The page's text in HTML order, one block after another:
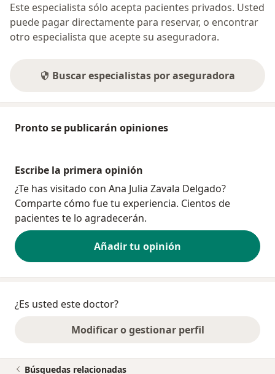
Este especialista sólo acepta pacientes privados. Usted
puede pagar directamente para reservar, o encontrar
otro especialista que acepte su aseguradora.
Buscar especialistas por aseguradora
Pronto se publicarán opiniones
Escribe la primera opinión
¿Te has visitado con Ana Julia Zavala Delgado?
Comparte cómo fue tu experiencia. Cientos de
pacientes te lo agradecerán.
Añadir tu opinión
¿Es usted este doctor?
Modificar o gestionar perfil
Búsquedas relacionadas